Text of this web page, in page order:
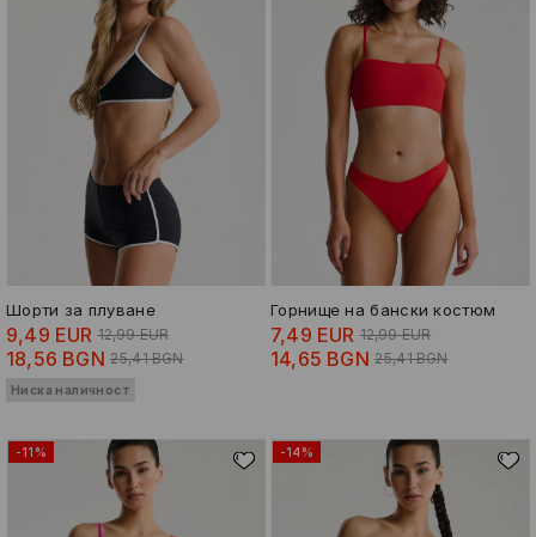
Шорти за плуване
9,49 EUR 12,99 EUR
18,56 BGN 25,41 BGN
Ниска наличност
Горнище на бански костюм
7,49 EUR 12,99 EUR
14,65 BGN 25,41 BGN
-11% -14%